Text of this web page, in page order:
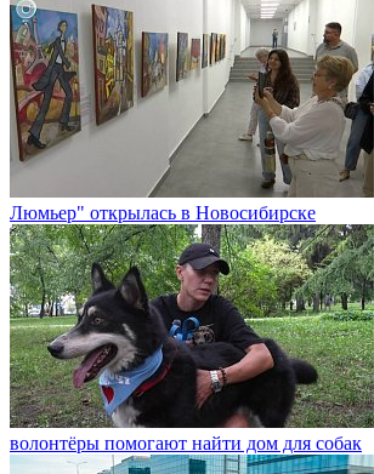
Люмьер" открылась в Новосибирске
волонтёры помогают найти дом для собак